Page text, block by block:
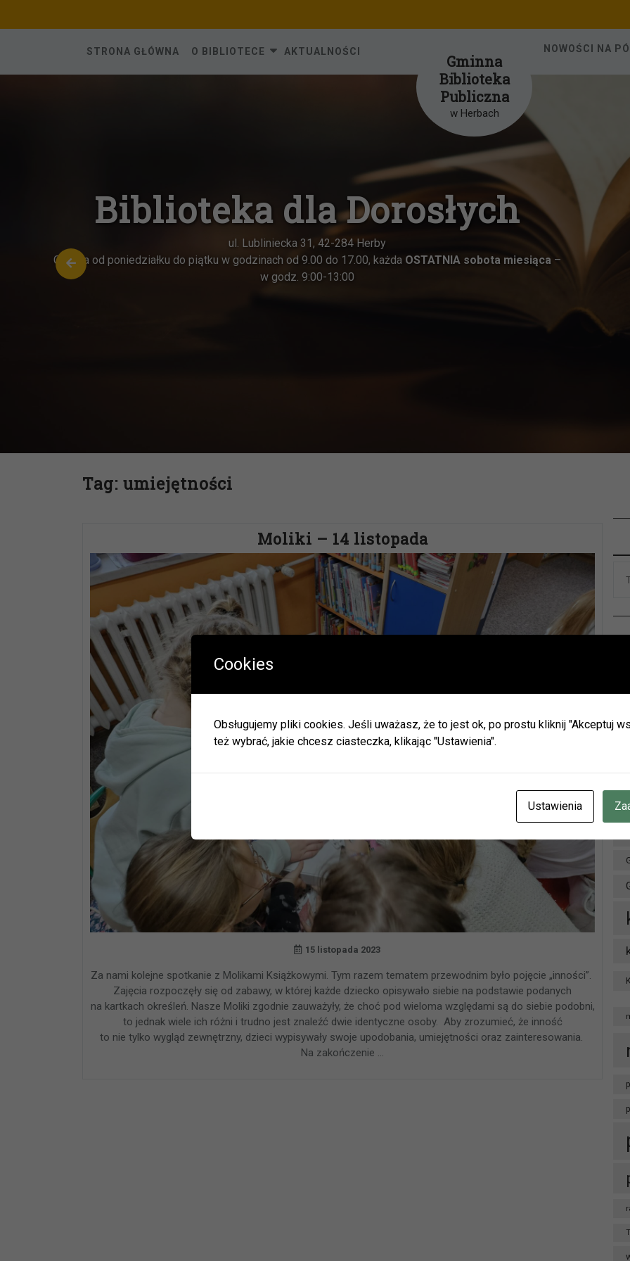
STRONA GŁÓWNA O BIBLIOTECE AKTUALNOŚCI
Gminna
Biblioteka
Publiczna
w Herbach
NOWOŚCI NA
Biblioteka dla Dorosłych
ul. Lubliniecka 31, 42-284 Herby
Czynna od poniedziałku do piątku w godzinach od 9.00 do 17.00, każda OSTATNIA sobota miesiąca –
w godz. 9:00-13:00
Tag: umiejętności
Moliki – 14 listopada
15 listopada 2023
Za nami kolejne spotkanie z Molikami Książkowymi. Tym razem tematem przewodnim było pojęcie „inności”.
Zajęcia rozpoczęły się od zabawy, w której każde dziecko opisywało siebie na podstawie podanych
na kartkach określeń. Nasze Moliki zgodnie zauważyły, że choć pod wieloma względami są do siebie podobni,
to jednak wiele ich różni i trudno jest znaleźć dwie identyczne osoby. Aby zrozumieć, że inność
to nie tylko wygląd zewnętrzny, dzieci wypisywały swoje upodobania, umiejętności oraz zainteresowania.
Na zakończenie …
Ważna informacja!
W okresie wakacji biblioteki w Olszynie i w Hadrze oraz oddział dla
Zapraszamy do naszych placówek w Herbach (ul. Lubliniecka) i w
W związku z zaplanowanymi urlopami pracowników godziny otwarcia
Informacje znajdziecie Państwo na naszej stronie internetowej i
JEDNOCZENIE INFORMUJEMY, ŻE W DNIACH 3-14 SIERPNIA
BIBLIOTEKA W HERBACH PRZY UL. LUBLINIECKIEJ BĘDZIE
GODZINACH 9:00-15:00
Cookies
Obsługujemy pliki cookies. Jeśli uważasz, że to jest ok, po prostu kliknij "Akceptuj
też wybrać, jakie chcesz ciasteczka, klikając "Ustawienia".
Ustawienia